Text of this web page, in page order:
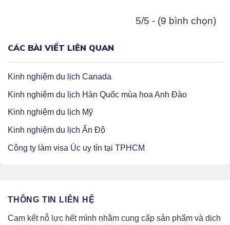
5/5 - (9 bình chọn)
CÁC BÀI VIẾT LIÊN QUAN
Kinh nghiệm du lịch Canada
Kinh nghiệm du lịch Hàn Quốc mùa hoa Anh Đào
Kinh nghiệm du lịch Mỹ
Kinh nghiệm du lịch Ấn Độ
Công ty làm visa Úc uy tín tại TPHCM
THÔNG TIN LIÊN HỆ
Cam kết nỗ lực hết mình nhằm cung cấp sản phẩm và dịch